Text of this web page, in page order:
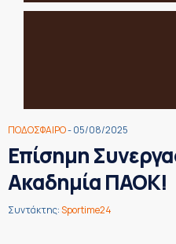
ΠΟΔΟΣΦΑΙΡΟ- 05/08/2025
Επίσημη
Ακαδημία ΠΑΟΚ!
Συντάκτης:Sportime24